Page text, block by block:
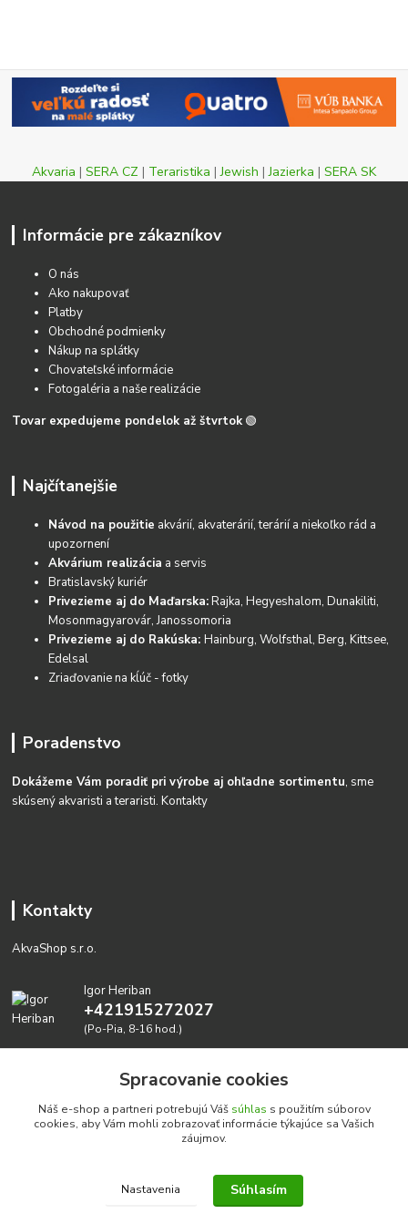
Akvaria | SERA CZ | Teraristika |Jewish |Jazierka | SERA SK
Informácie pre zákazníkov
O nás
Ako nakupovať
Platby
Obchodné podmienky
Nákup na splátky
Chovateľské informácie
Fotogaléria a naše realizácie
Tovar expedujeme pondelok až štvrtok 🟢
Najčítanejšie
Návod na použitie akvárií, akvaterárií, terárií a niekoľko rád a
upozornení
Akvárium realizácia a servis
Bratislavský kuriér
Privezieme aj do Maďarska:Rajka, Hegyeshalom, Dunakiliti,
Mosonmagyarovár, Janossomoria
Privezieme aj do Rakúska:Hainburg, Wolfsthal, Berg, Kittsee,
Edelsal
Zriaďovanie na kĺúč - fotky
Poradenstvo
Dokážeme Vám poradiť pri výrobe aj ohľadne sortimentu, sme
skúsený akvaristi a teraristi.Kontakty
Kontakty
AkvaShop s.r.o.
Igor Heriban
+421915272027
(Po-Pia, 8-16 hod.)
Realizujeme prírodné akvária: AkvaShop s.r.o. • IBAN:
SK3911000000002947087849
Spracovanie cookies
Náš e-shop a partneri potrebujú Váš súhlas s použitím súborov
cookies, aby Vám mohli zobrazovať informácie týkajúce sa Vašich
záujmov.
Nastavenia Súhlasím